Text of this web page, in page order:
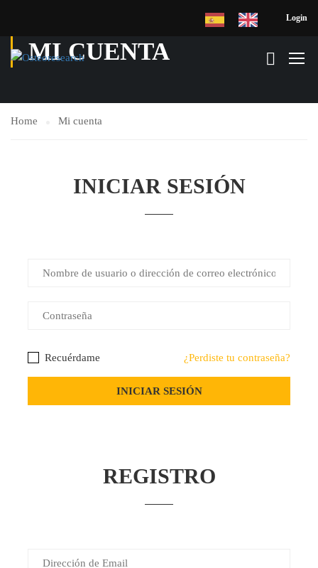
Login
MI CUENTA
Home Mi cuenta
INICIAR SESIÓN
Recuérdame ¿Perdiste tu contraseña?
REGISTRO